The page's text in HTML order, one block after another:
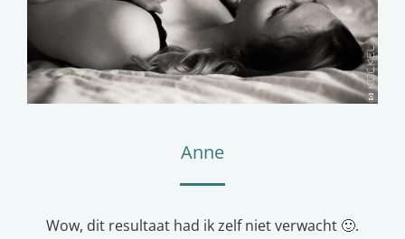
Anne
Wow, dit resultaat had ik zelf niet verwacht 🙂.